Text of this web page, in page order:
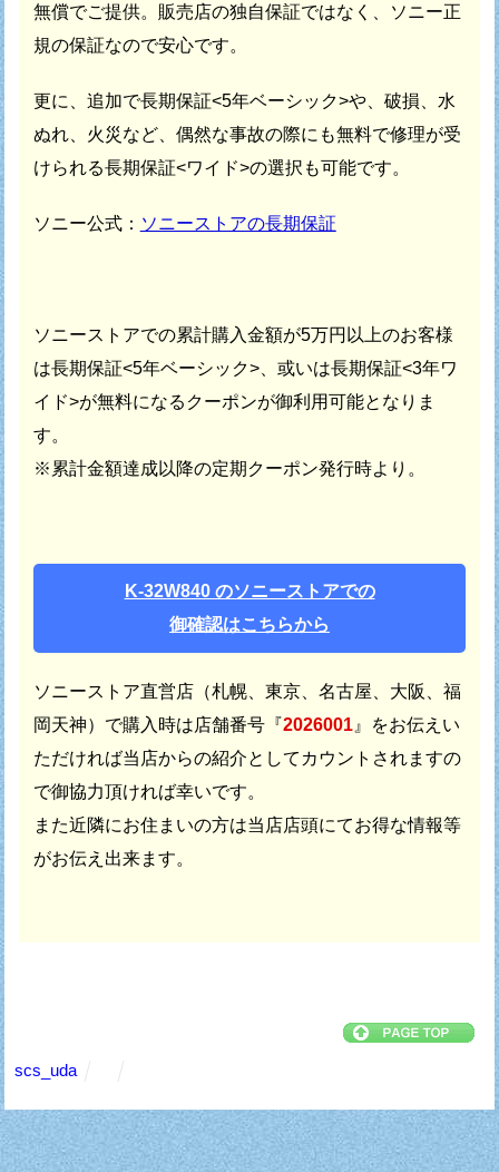
無償でご提供。 販売店の独自保証ではなく、ソニー正
規の保証なので安心です。
更に、追加で長期保証<5年ベーシック>や、破損、水
ぬれ、火災など、 偶然な事故の際にも無料で修理が受
けられる長期保証<ワイド>の選択も可能です。
ソニー公式： ソニーストアの長期保証
ソニーストアでの累計購入金額が5万円以上のお客様
は長期保証<5年ベーシック>、或いは長期保証<3年ワ
イド>が無料になるクーポンが御利用可能となりま
す。
※累計金額達成以降の定期クーポン発行時より。
K-32W840 のソニーストアでの
御確認はこちらから
ソニーストア直営店（札幌、東京、名古屋、大阪、福
岡天神）で購入時は店舗番号『2026001』をお伝えい
ただければ当店からの紹介としてカウントされますの
で御協力頂ければ幸いです。
また近隣にお住まいの方は当店店頭にてお得な情報等
がお伝え出来ます。
scs_uda